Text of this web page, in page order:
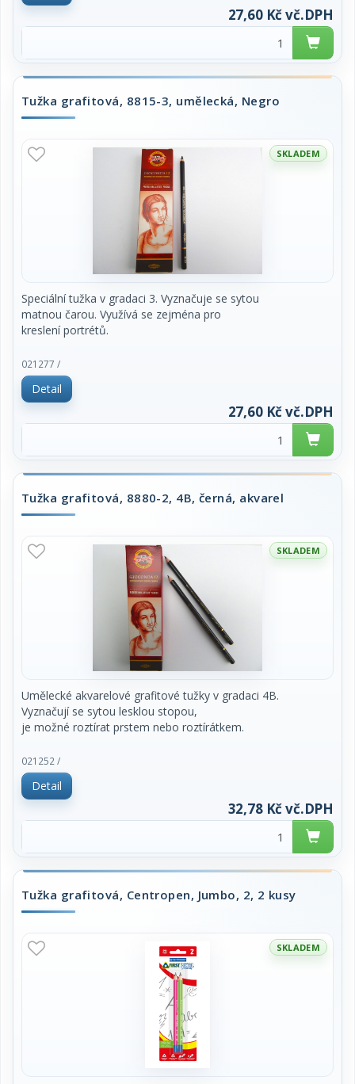
27,60 Kč vč.DPH
Tužka grafitová, 8815-3, umělecká, Negro
SKLADEM
Speciální tužka v gradaci 3. Vyznačuje se sytou
matnou čarou. Využívá se zejména pro
kreslení portrétů.
cena za 1 kus
021277 /
Detail
27,60 Kč vč.DPH
Tužka grafitová, 8880-2, 4B, černá, akvarel
SKLADEM
Umělecké akvarelové grafitové tužky v gradaci 4B.
Vyznačují se sytou lesklou stopou,
je možné roztírat prstem nebo roztírátkem.
cena za 1 kus
021252 /
Detail
32,78 Kč vč.DPH
Tužka grafitová, Centropen, Jumbo, 2, 2 kusy
SKLADEM